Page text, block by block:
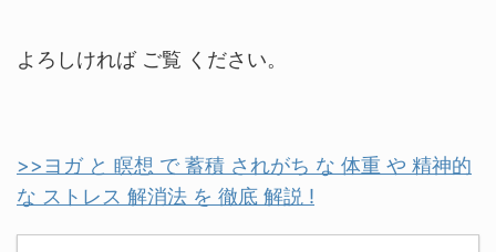
よろしければ ご覧 ください。
>>ヨガ と 瞑想 で 蓄積 されがち な 体重 や 精神的
な ストレス 解消法 を 徹底 解説 !